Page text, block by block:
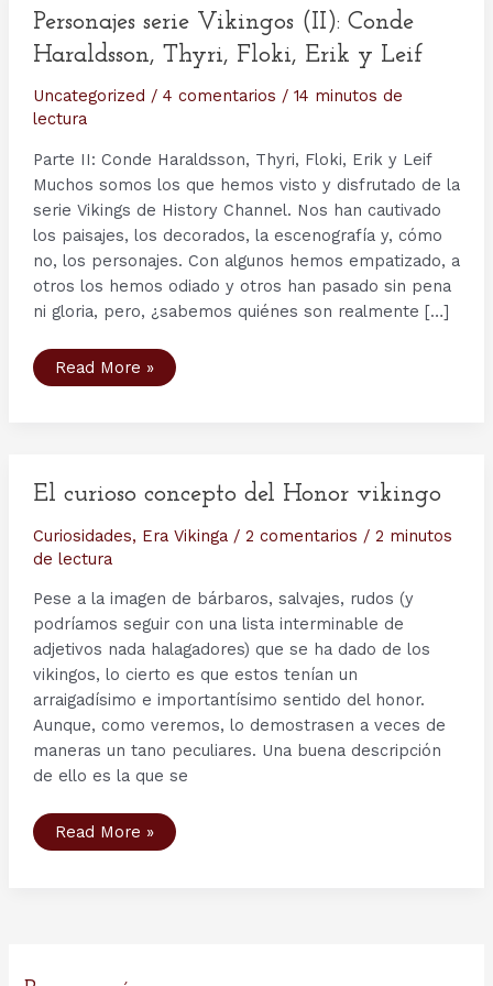
Personajes serie Vikingos (II): Conde
Haraldsson, Thyri, Floki, Erik y Leif
Uncategorized / 4 comentarios / 14 minutos de
lectura
Parte II: Conde Haraldsson, Thyri, Floki, Erik y Leif
Muchos somos los que hemos visto y disfrutado de la
serie Vikings de History Channel. Nos han cautivado
los paisajes, los decorados, la escenografía y, cómo
no, los personajes. Con algunos hemos empatizado, a
otros los hemos odiado y otros han pasado sin pena
ni gloria, pero, ¿sabemos quiénes son realmente […]
Personajes
serie
Erik
y
Read More »
El curioso concepto del Honor vikingo
Curiosidades, Era Vikinga/ 2 comentarios / 2 minutos
de lectura
Pese a la imagen de bárbaros, salvajes, rudos (y
podríamos seguir con una lista interminable de
adjetivos nada halagadores) que se ha dado de los
vikingos, lo cierto es que estos tenían un
arraigadísimo e importantísimo sentido del honor.
Aunque, como veremos, lo demostrasen a veces de
maneras un tano peculiares. Una buena descripción
de ello es la que se
El
curioso
Read More »